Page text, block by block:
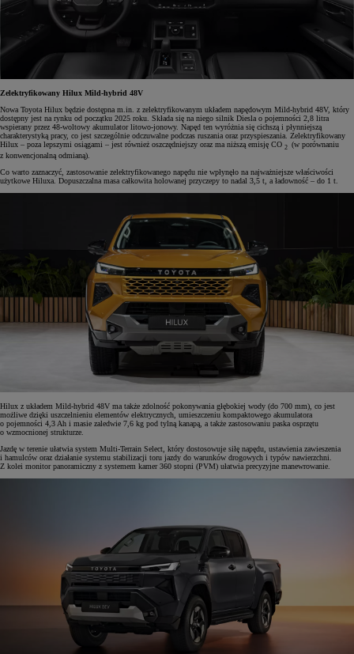
Zelektryfikowany Hilux Mild-hybrid 48V
Nowa Toyota Hilux będzie dostępna m.in. z zelektryfikowanym układem napędowym Mild-hybrid 48V, który
dostępny jest na rynku od początku 2025 roku. Składa się na niego silnik Diesla o pojemności 2,8 litra
wspierany przez 48-woltowy akumulator litowo-jonowy. Napęd ten wyróżnia się cichszą i płynniejszą
charakterystyką pracy, co jest szczególnie odczuwalne podczas ruszania oraz przyspieszania. Zelektryfikowany
Hilux – poza lepszymi osiągami – jest również oszczędniejszy oraz ma niższą emisję CO 2 (w porównaniu
z konwencjonalną odmianą).
Co warto zaznaczyć, zastosowanie zelektryfikowanego napędu nie wpłynęło na najważniejsze właściwości
użytkowe Hiluxa. Dopuszczalna masa całkowita holowanej przyczepy to nadal 3,5 t, a ładowność – do 1 t.
Hilux z układem Mild-hybrid 48V ma także zdolność pokonywania głębokiej wody (do 700 mm), co jest
możliwe dzięki uszczelnieniu elementów elektrycznych, umieszczeniu kompaktowego akumulatora
o pojemności 4,3 Ah i masie zaledwie 7,6 kg pod tylną kanapą, a także zastosowaniu paska osprzętu
o wzmocnionej strukturze.
Jazdę w terenie ułatwia system Multi-Terrain Select, który dostosowuje siłę napędu, ustawienia zawieszenia
i hamulców oraz działanie systemu stabilizacji toru jazdy do warunków drogowych i typów nawierzchni.
Z kolei monitor panoramiczny z systemem kamer 360 stopni (PVM) ułatwia precyzyjne manewrowanie.